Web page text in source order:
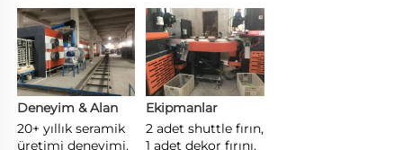
Deneyim & Alan
20+ yıllık seramik
üretimi deneyimi,
Ekipmanlar
2 adet shuttle fırın,
1 adet dekor fırını,